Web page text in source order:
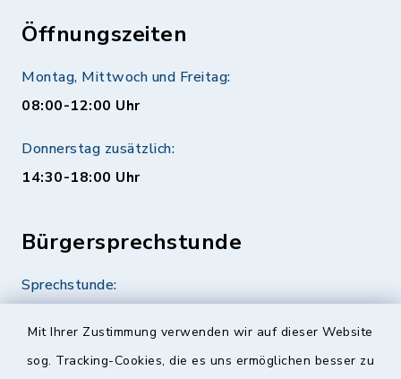
Mit Ihrer Zustimmung verwenden wir auf dieser Website
sog. Tracking-Cookies, die es uns ermöglichen besser zu
Öffnungszeiten
Montag, Mittwoch und Freitag:
08:00-12:00 Uhr
Donnerstag zusätzlich:
14:30-18:00 Uhr
Bürgersprechstunde
Sprechstunde: